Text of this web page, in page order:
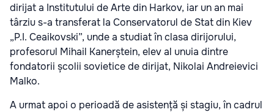
dirijat a Institutului de Arte din Harkov, iar un an mai
târziu s-a transferat la Conservatorul de Stat din Kiev
„P.I. Ceaikovski”, unde a studiat în clasa dirijorului,
profesorul Mihail Kanerștein, elev al unuia dintre
fondatorii școlii sovietice de dirijat, Nikolai Andreievici
Malko.
A urmat apoi o perioadă de asistență și stagiu, în cadrul